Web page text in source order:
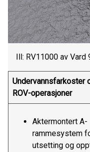
Ill: RV11000 av
Undervannsfarkoster
ROV-operasjoner
Aktermontert A-
rammesystem
utsetting og